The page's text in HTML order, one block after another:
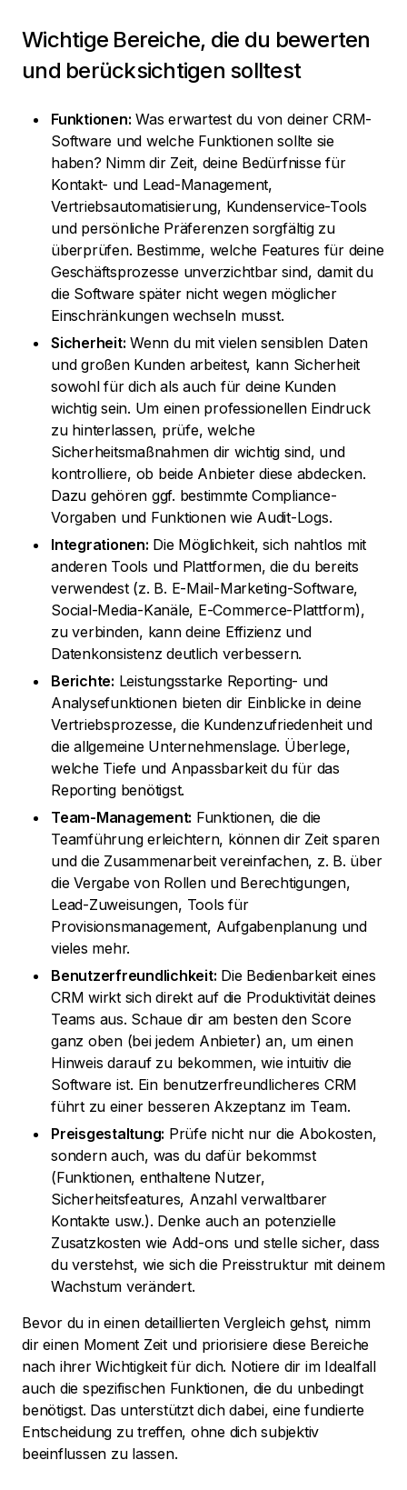
Wichtige Bereiche, die du bewerten
und berücksichtigen solltest
Funktionen: Was erwartest du von deiner CRM-
Software und welche Funktionen sollte sie
haben? Nimm dir Zeit, deine Bedürfnisse für
Kontakt- und Lead-Management,
Vertriebsautomatisierung, Kundenservice-Tools
und persönliche Präferenzen sorgfältig zu
überprüfen. Bestimme, welche Features für deine
Geschäftsprozesse unverzichtbar sind, damit du
die Software später nicht wegen möglicher
Einschränkungen wechseln musst.
Sicherheit: Wenn du mit vielen sensiblen Daten
und großen Kunden arbeitest, kann Sicherheit
sowohl für dich als auch für deine Kunden
wichtig sein. Um einen professionellen Eindruck
zu hinterlassen, prüfe, welche
Sicherheitsmaßnahmen dir wichtig sind, und
kontrolliere, ob beide Anbieter diese abdecken.
Dazu gehören ggf. bestimmte Compliance-
Vorgaben und Funktionen wie Audit-Logs.
Integrationen: Die Möglichkeit, sich nahtlos mit
anderen Tools und Plattformen, die du bereits
verwendest (z. B. E-Mail-Marketing-Software,
Social-Media-Kanäle, E-Commerce-Plattform),
zu verbinden, kann deine Effizienz und
Datenkonsistenz deutlich verbessern.
Berichte: Leistungsstarke Reporting- und
Analysefunktionen bieten dir Einblicke in deine
Vertriebsprozesse, die Kundenzufriedenheit und
die allgemeine Unternehmenslage. Überlege,
welche Tiefe und Anpassbarkeit du für das
Reporting benötigst.
Team-Management: Funktionen, die die
Teamführung erleichtern, können dir Zeit sparen
und die Zusammenarbeit vereinfachen, z. B. über
die Vergabe von Rollen und Berechtigungen,
Lead-Zuweisungen, Tools für
Provisionsmanagement, Aufgabenplanung und
vieles mehr.
Benutzerfreundlichkeit: Die Bedienbarkeit eines
CRM wirkt sich direkt auf die Produktivität deines
Teams aus. Schaue dir am besten den Score
ganz oben (bei jedem Anbieter) an, um einen
Hinweis darauf zu bekommen, wie intuitiv die
Software ist. Ein benutzerfreundlicheres CRM
führt zu einer besseren Akzeptanz im Team.
Preisgestaltung: Prüfe nicht nur die Abokosten,
sondern auch, was du dafür bekommst
(Funktionen, enthaltene Nutzer,
Sicherheitsfeatures, Anzahl verwaltbarer
Kontakte usw.). Denke auch an potenzielle
Zusatzkosten wie Add-ons und stelle sicher, dass
du verstehst, wie sich die Preisstruktur mit deinem
Wachstum verändert.
Bevor du in einen detaillierten Vergleich gehst, nimm
dir einen Moment Zeit und priorisiere diese Bereiche
nach ihrer Wichtigkeit für dich. Notiere dir im Idealfall
auch die spezifischen Funktionen, die du unbedingt
benötigst. Das unterstützt dich dabei, eine fundierte
Entscheidung zu treffen, ohne dich subjektiv
beeinflussen zu lassen.